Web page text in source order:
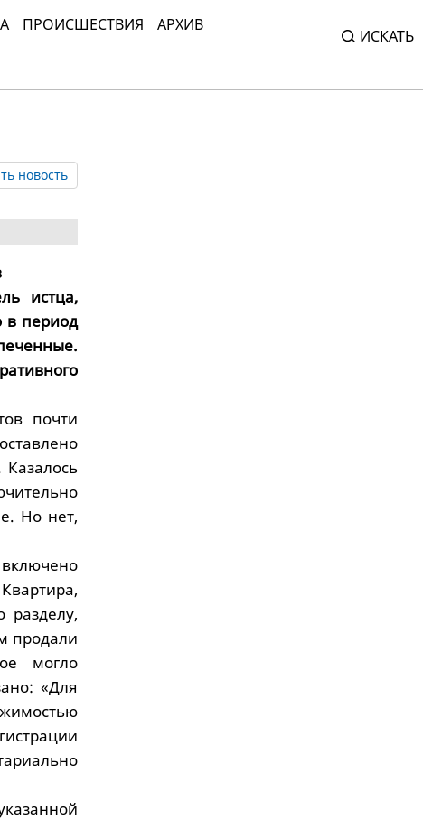
ПРОИСШЕСТВИЯ
АРХИВ
ИСКАТЬ
новость
истца,
в период
почти
Но нет,
разделу,
продали
могло
«Для